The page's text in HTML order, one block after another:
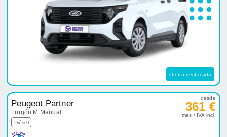
Oferta destacada
Peugeot Partner
Furgón M Manual
Diésel
desde
361 €
mes / IVA incl.